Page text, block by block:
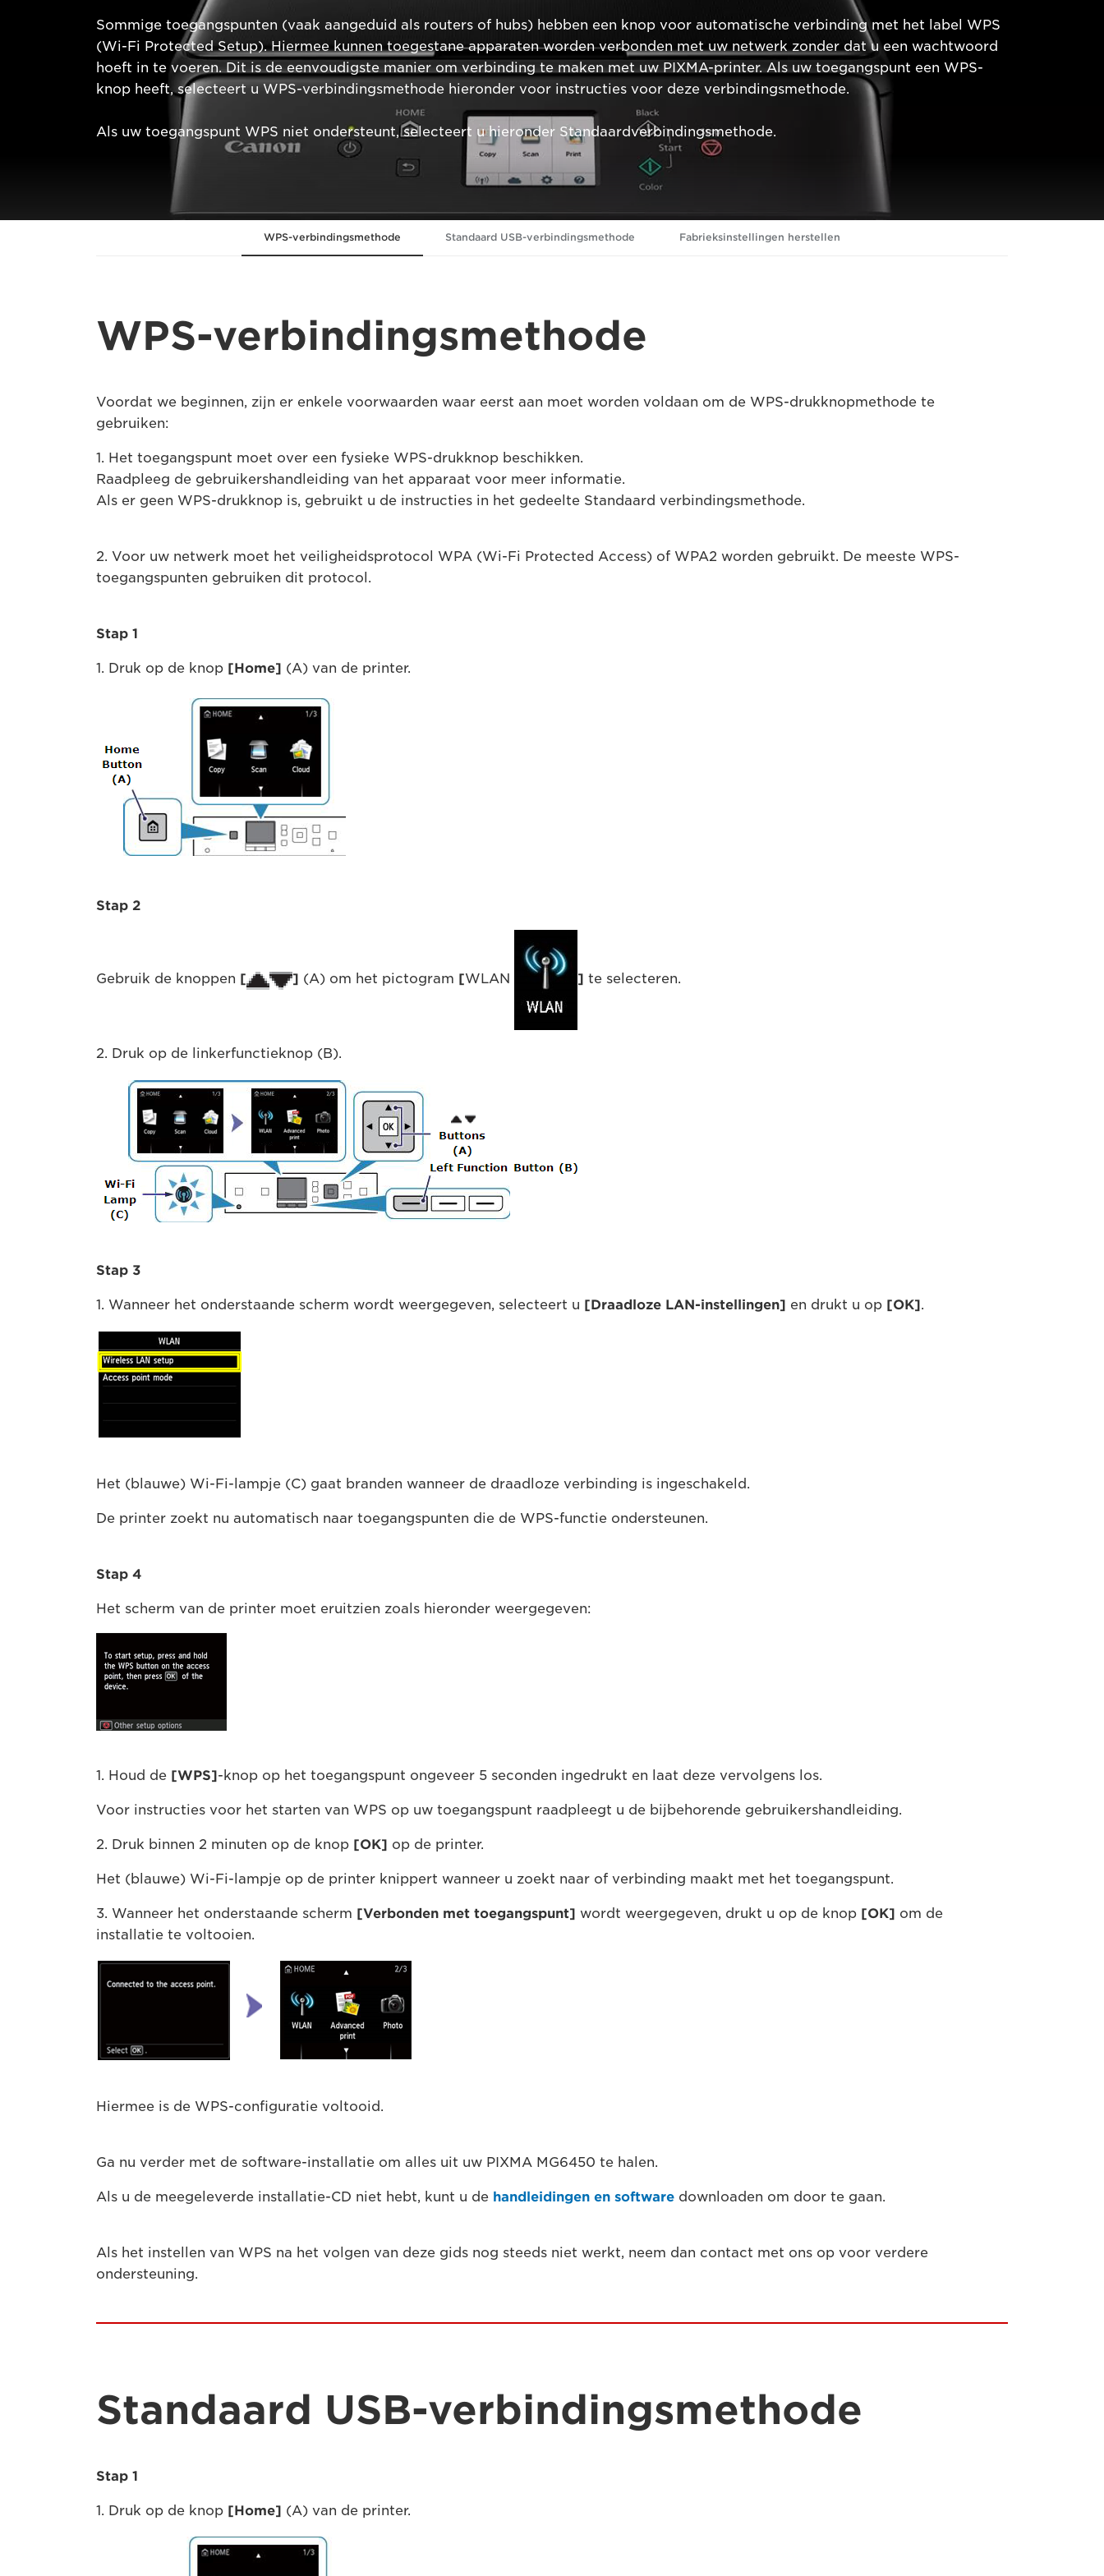
Sommige toegangspunten (vaak aangeduid als routers of hubs) hebben een knop voor automatische verbinding met het label WPS
(Wi-Fi Protected Setup). Hiermee kunnen toegestane apparaten worden verbonden met uw netwerk zonder dat u een wachtwoord
hoeft in te voeren. Dit is de eenvoudigste manier om verbinding te maken met uw PIXMA-printer. Als uw toegangspunt een WPS-
knop heeft, selecteert u WPS-verbindingsmethode hieronder voor instructies voor deze verbindingsmethode.
Als uw toegangspunt WPS niet ondersteunt, selecteert u hieronder Standaardverbindingsmethode.
WPS-verbindingsmethode Standaard USB-verbindingsmethode Fabrieksinstellingen herstellen
WPS-verbindingsmethode
Voordat we beginnen, zijn er enkele voorwaarden waar eerst aan moet worden voldaan om de WPS-drukknopmethode te
gebruiken:
1. Het toegangspunt moet over een fysieke WPS-drukknop beschikken.
Raadpleeg de gebruikershandleiding van het apparaat voor meer informatie.
Als er geen WPS-drukknop is, gebruikt u de instructies in het gedeelte Standaard verbindingsmethode.
2. Voor uw netwerk moet het veiligheidsprotocol WPA (Wi-Fi Protected Access) of WPA2 worden gebruikt. De meeste WPS-
toegangspunten gebruiken dit protocol.
Stap 1
1. Druk op de knop [Home] (A) van de printer.
Stap 2
Gebruik de knoppen [ ] (A) om het pictogram [WLAN ] te selecteren.
2. Druk op de linkerfunctieknop (B).
Stap 3
1. Wanneer het onderstaande scherm wordt weergegeven, selecteert u [Draadloze LAN-instellingen] en drukt u op [OK].
Het (blauwe) Wi-Fi-lampje (C) gaat branden wanneer de draadloze verbinding is ingeschakeld.
De printer zoekt nu automatisch naar toegangspunten die de WPS-functie ondersteunen.
Stap 4
Het scherm van de printer moet eruitzien zoals hieronder weergegeven:
1. Houd de [WPS]-knop op het toegangspunt ongeveer 5 seconden ingedrukt en laat deze vervolgens los.
Voor instructies voor het starten van WPS op uw toegangspunt raadpleegt u de bijbehorende gebruikershandleiding.
2. Druk binnen 2 minuten op de knop [OK] op de printer.
Het (blauwe) Wi-Fi-lampje op de printer knippert wanneer u zoekt naar of verbinding maakt met het toegangspunt.
3. Wanneer het onderstaande scherm [Verbonden met toegangspunt] wordt weergegeven, drukt u op de knop [OK] om de
installatie te voltooien.
Hiermee is de WPS-configuratie voltooid.
Ga nu verder met de software-installatie om alles uit uw PIXMA MG6450 te halen.
Als u de meegeleverde installatie-CD niet hebt, kunt u de handleidingen en software downloaden om door te gaan.
Als het instellen van WPS na het volgen van deze gids nog steeds niet werkt, neem dan contact met ons op voor verdere
ondersteuning.
Standaard USB-verbindingsmethode
Stap 1
1. Druk op de knop [Home] (A) van de printer.